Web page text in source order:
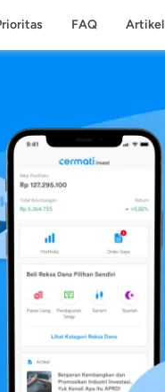
FAQ Artikel